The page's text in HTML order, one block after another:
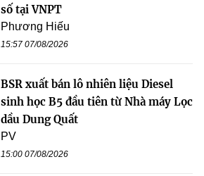
số tại VNPT
Phương Hiếu
15:57 07/08/2026
BSR xuất bán lô nhiên liệu Diesel
sinh học B5 đầu tiên từ Nhà máy Lọc
dầu Dung Quất
PV
15:00 07/08/2026